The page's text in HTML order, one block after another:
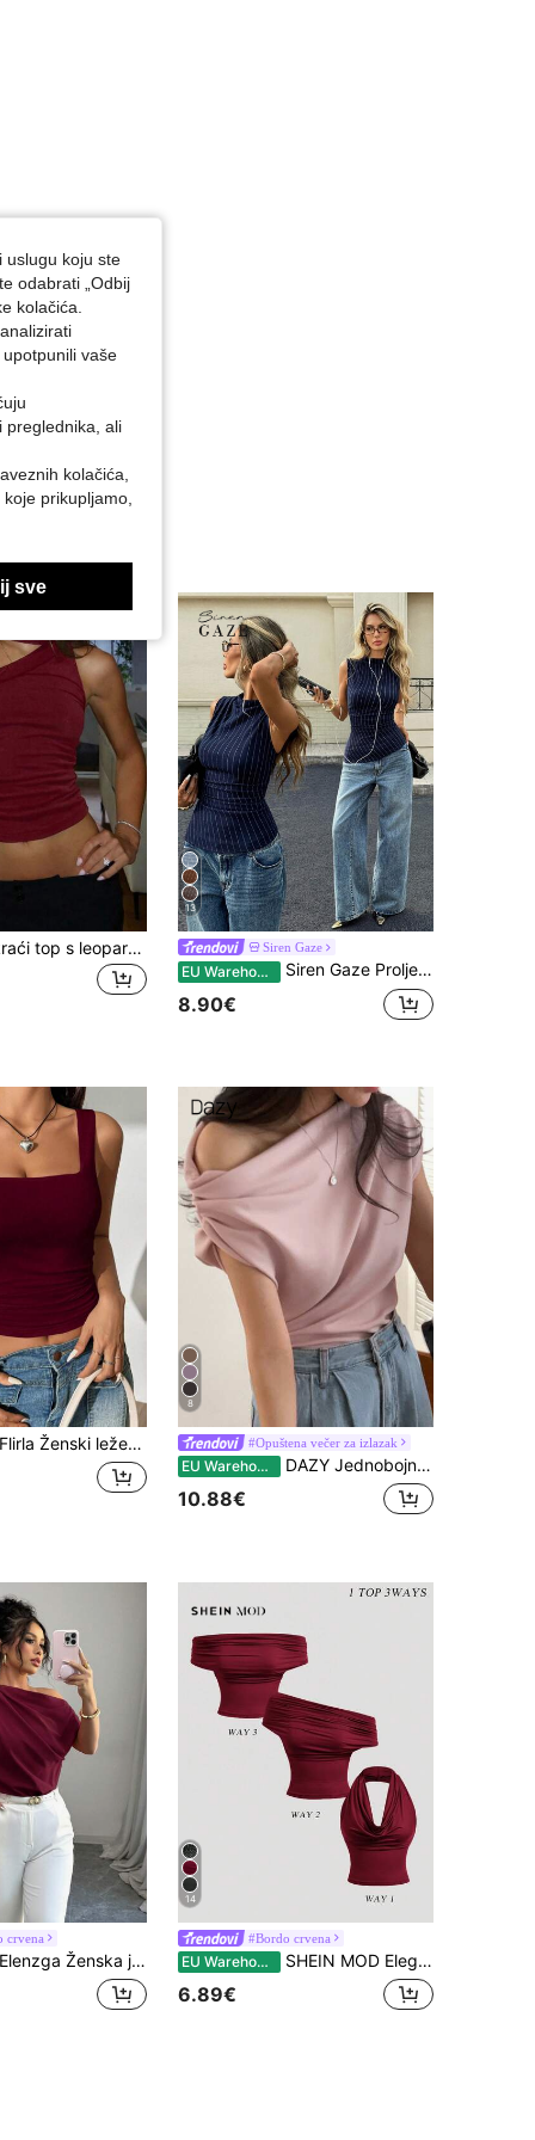
Ženski seksi kraći top s leopard uzorkom, uska kamizola, moderan ulični stil za zabave i odmore, proljetno/ljetni ležerni, estetski
13
Siren Gaze
EU Warehouse Siren Gaze Proljetni i ljetni urbani ležeran top bez rukava s asimetričnim rubom i prugastim rubom, blagdani, ležerno, za plažu za žene, elegantno, proljetni praznici, tamnoplavi top
8.90€
Flirla Ženski ležerni jednobojni top, ljeto
8
#Opuštena večer za izlazak
EU Warehouse DAZY Jednobojna majica s asimetričnim izrezom i kratkim rukavima šišmiš, asimetrični top s ramenima, off-shoulder top za izlaske
10.88€
crvena
Elenzga Ženska jednobojna bluza s asimetričnim ovratnikom i plisiranim ovratnikom
14
#Bordo crvena
EU Warehouse SHEIN MOD Elegantna ženska majica jednobojne boje s halter izrezom, svestrana, za ljeto
6.89€
uslugu koju ste
odabrati „Odbij
kolačića.
vaše
preglednika, ali
kolačića,
prikupljamo,
sve